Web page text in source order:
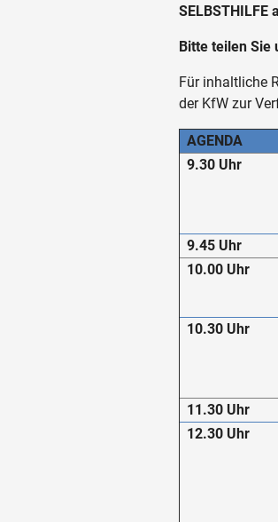
SELBSTHILFE
Bitte teilen Sie
Für inhaltliche
der KfW zur
AGENDA
9.30 Uhr
9.45 Uhr
10.00 Uhr
10.30 Uhr
11.30 Uhr
12.30 Uhr